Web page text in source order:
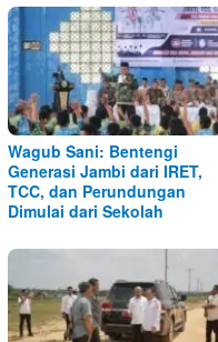
Wagub Sani: Bentengi
Generasi Jambi dari IRET,
TCC, dan Perundungan
Dimulai dari Sekolah